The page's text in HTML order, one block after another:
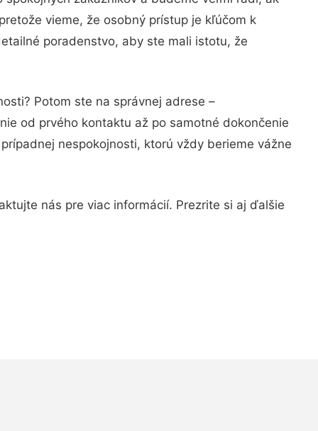
vieme, že osobný prístup je kľúčom k
poradenstvo, aby ste mali istotu, že
Potom ste na správnej adrese –
od prvého kontaktu až po samotné dokončenie
nespokojnosti, ktorú vždy berieme vážne
nás pre viac informácií. Prezrite si aj ďalšie